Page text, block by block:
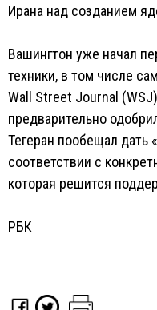
Ирана над созданием
Вашингтон уже начал
техники, в том числе
Wall Street Journal
предварительно
Тегеран пообещал дать
соответствии с
которая решится
РБК